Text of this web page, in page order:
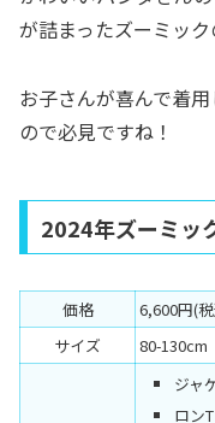
が詰まったズーミック
お子さんが喜んで着
ので必見ですね！
2024年ズーミッ
価格
6,600円(
サイズ
80-130cm
ジャ
ロンT